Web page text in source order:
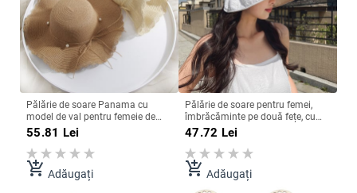
Pălărie de soare Panama cu
model de val pentru femeie de
vară, pălărie cu vizier, pălărie
pliabilă de paie cu bor mare,
șapcă de plajă în aer liber pentru
femei, pălărie cu protecție UV
55.81 Lei
add_shopping_cart Adăugați
Pălărie de soare pentru femei,
îmbrăcăminte pe două fețe, cu
protecție UV de vară, în aer liber,
pentru plajă, pălării de soare,
șapci Panama pliabile, reglabile,
pălărie de găleată
47.72 Lei
add_shopping_cart Adăugați